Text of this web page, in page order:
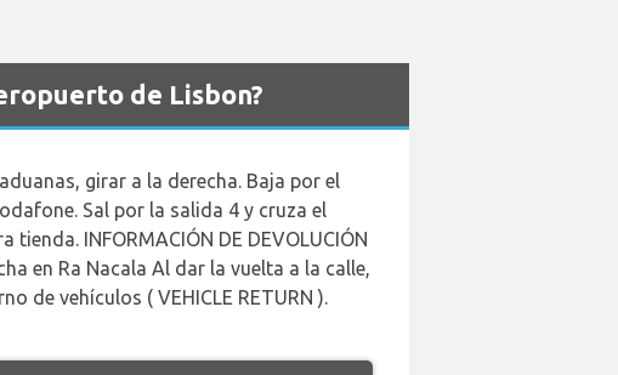
de Lisbon?
girar a la derecha. Baja por el
Sal por la salida 4 y cruza el
INFORMACIÓN DE DEVOLUCIÓN
en Ra Nacala Al dar la vuelta a la calle,
de vehículos ( VEHICLE RETURN ).